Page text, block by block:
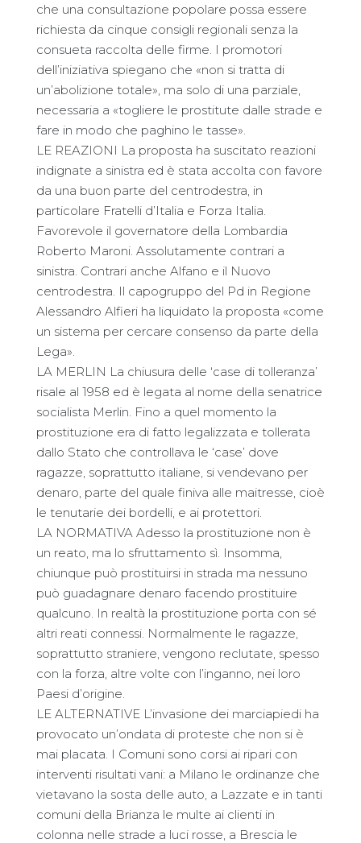
che una consultazione popolare possa essere
richiesta da cinque consigli regionali senza la
consueta raccolta delle firme. I promotori
dell’iniziativa spiegano che «non si tratta di
un’abolizione totale», ma solo di una parziale,
necessaria a «togliere le prostitute dalle strade e
fare in modo che paghino le tasse».
LE REAZIONI La proposta ha suscitato reazioni
indignate a sinistra ed è stata accolta con favore
da una buon parte del centrodestra, in
particolare Fratelli d’Italia e Forza Italia.
Favorevole il governatore della Lombardia
Roberto Maroni. Assolutamente contrari a
sinistra. Contrari anche Alfano e il Nuovo
centrodestra. Il capogruppo del Pd in Regione
Alessandro Alfieri ha liquidato la proposta «come
un sistema per cercare consenso da parte della
Lega».
LA MERLIN La chiusura delle ‘case di tolleranza’
risale al 1958 ed è legata al nome della senatrice
socialista Merlin. Fino a quel momento la
prostituzione era di fatto legalizzata e tollerata
dallo Stato che controllava le ‘case’ dove
ragazze, soprattutto italiane, si vendevano per
denaro, parte del quale finiva alle maitresse, cioè
le tenutarie dei bordelli, e ai protettori.
LA NORMATIVA Adesso la prostituzione non è
un reato, ma lo sfruttamento sì. Insomma,
chiunque può prostituirsi in strada ma nessuno
può guadagnare denaro facendo prostituire
qualcuno. In realtà la prostituzione porta con sé
altri reati connessi. Normalmente le ragazze,
soprattutto straniere, vengono reclutate, spesso
con la forza, altre volte con l’inganno, nei loro
Paesi d’origine.
LE ALTERNATIVE L’invasione dei marciapiedi ha
provocato un’ondata di proteste che non si è
mai placata. I Comuni sono corsi ai ripari con
interventi risultati vani: a Milano le ordinanze che
vietavano la sosta delle auto, a Lazzate e in tanti
comuni della Brianza le multe ai clienti in
colonna nelle strade a luci rosse, a Brescia le